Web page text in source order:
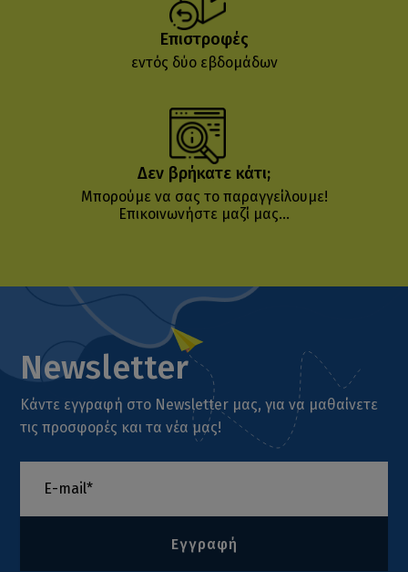
Επιστροφές
εντός δύο εβδομάδων
Δεν βρήκατε κάτι;
Μπορούμε να σας το παραγγείλουμε!
Επικοινωνήστε μαζί μας...
Newsletter
Κάντε εγγραφή στο Newsletter μας, για να μαθαίνετε
τις προσφορές και τα νέα μας!
Εγγραφή